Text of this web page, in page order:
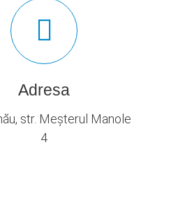
Adresa
str. Meșterul Manole
4